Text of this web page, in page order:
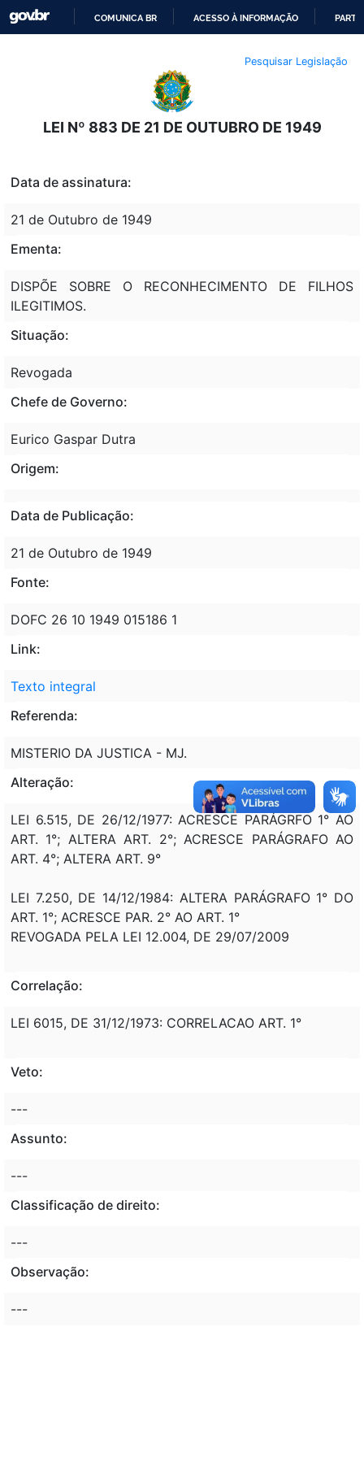
O
CONTEÚDO
COMUNICA BR ACESSO À INFORMAÇÃO
Pesquisar Legislação
LEI Nº 883 DE 21 DE OUTUBRO DE 1949
Data de assinatura:
21 de Outubro de 1949
Ementa:
DISPÕE SOBRE O RECONHECIMENTO DE FILHOS
ILEGITIMOS.
Situação:
Revogada
Chefe de Governo:
Eurico Gaspar Dutra
Origem:
Data de Publicação:
21 de Outubro de 1949
Fonte:
DOFC 26 10 1949 015186 1
Link:
Texto integral
Referenda:
MISTERIO DA JUSTICA - MJ.
Alteração:
LEI 6.515, DE 26/12/1977: ACRESCE PARÁGRFO 1° AO
ART. 1°; ALTERA ART. 2°; ACRESCE PARÁGRAFO AO
ART. 4°; ALTERA ART. 9°
LEI 7.250, DE 14/12/1984: ALTERA PARÁGRAFO 1° DO
ART. 1°; ACRESCE PAR. 2° AO ART. 1°
REVOGADA PELA LEI 12.004, DE 29/07/2009
Correlação:
LEI 6015, DE 31/12/1973: CORRELACAO ART. 1°
Veto:
---
Assunto:
---
Classificação de direito:
---
Observação:
---